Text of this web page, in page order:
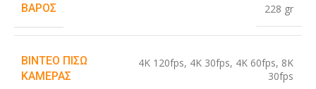
ΒΆΡΟΣ 228 gr
ΒΊΝΤΕΟ ΠΊΣΩ
ΚΆΜΕΡΑΣ
4K 120fps, 4K 30fps, 4K 60fps, 8K
30fps